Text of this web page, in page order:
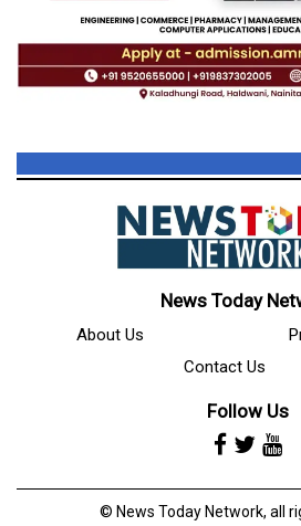
News Today
About Us
Contact Us
Follow Us
© News Today Network, all